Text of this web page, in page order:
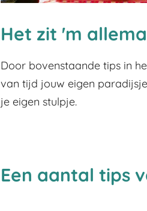
Het zit 'm
Door bovenstaande tips in
van tijd jouw eigen
je eigen stulpje.
Een aantal tips